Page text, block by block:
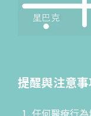
提醒與注意
任何醫療行